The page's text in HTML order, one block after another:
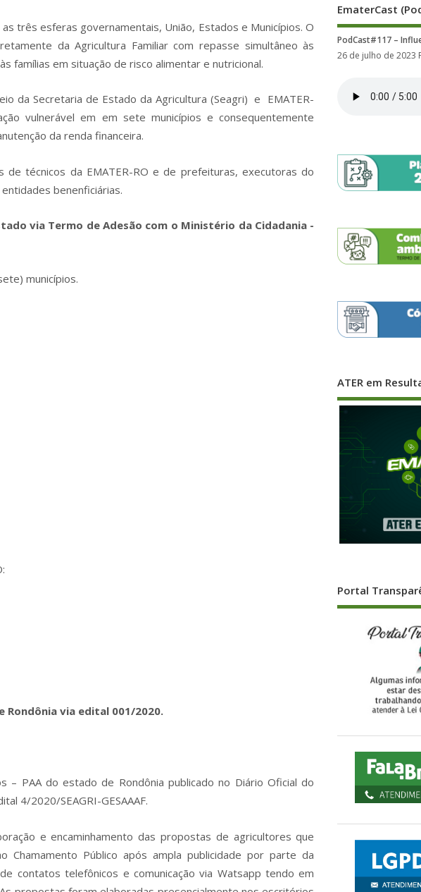
três esferas governamentais, União, Estados e Municípios. O
da Agricultura Familiar com repasse simultâneo às
famílias em situação de risco alimentar e nutricional.
da Secretaria de Estado da Agricultura (Seagri) e EMATER-
vulnerável em em sete municípios e consequentemente
da renda financeira.
técnicos da EMATER-RO e de prefeituras, executoras do
benenficiárias.
via Termo de Adesão com o Ministério da Cidadania -
municípios.
Rondônia via edital 001/2020.
– PAA do estado de Rondônia publicado no Diário Oficial do
4/2020/SEAGRI-GESAAAF.
e encaminhamento das propostas de agricultores que
Chamamento Público após ampla publicidade por parte da
contatos telefônicos e comunicação via Watsapp tendo em
EmaterCast
PodCast#117 –
26 de julho de 2023
ATER em
Portal